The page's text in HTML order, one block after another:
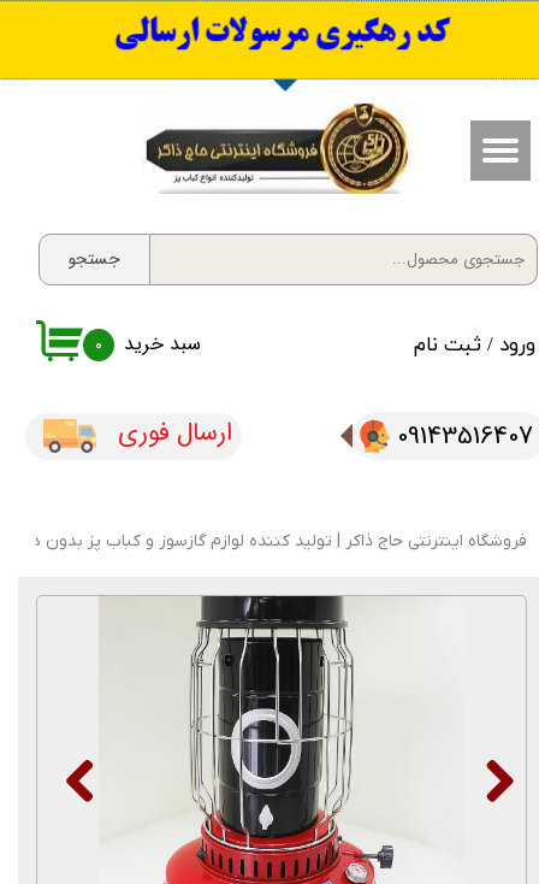
ورود / ثبت نام
حساب کاربری من
سفارشات
۰
جستجو
​کد رهگیری مرسولات ارسالی
09143516407​​​​​​​ ارسال فوری
سبد خرید
فروشگاه اینترنتی حاج ذاکر | تولید کننده لوازم گازسوز و کباب پز بدون دود